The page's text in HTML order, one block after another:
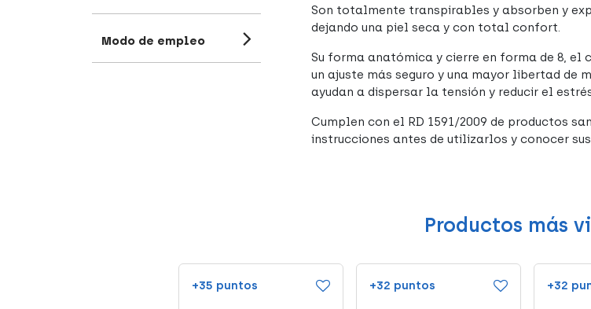
Modo de empleo
Son totalmente transpirables y absorben y
dejando una piel seca y con total confort.
Su forma anatómica y cierre en forma de 8,
un ajuste más seguro y una mayor libertad de
ayudan a dispersar la tensión y reducir el
Cumplen con el RD 1591/2009 de productos
instrucciones antes de utilizarlos y conocer
Productos más
+35 puntos +32 puntos +32